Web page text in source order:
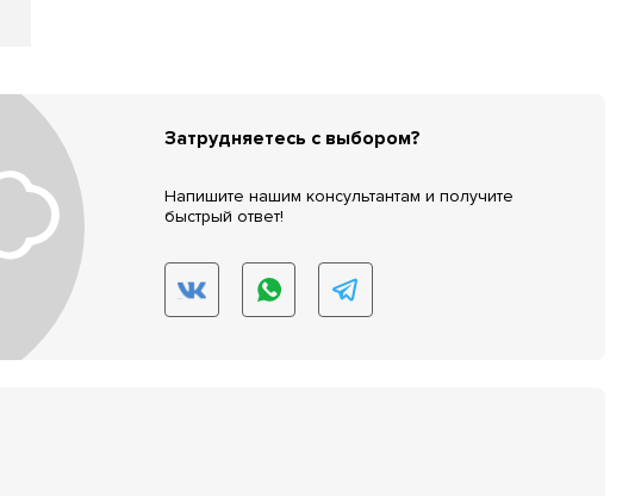
Затрудняетесь с выбором?
Напишите нашим консультантам и получите
быстрый ответ!